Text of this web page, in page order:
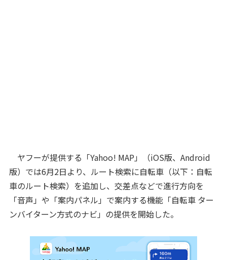
ヤフーが提供する「Yahoo! MAP」（iOS版、Android
版）では6月2日より、ルート検索に自転車（以下：自転
車のルート検索）を追加し、交差点などで進行方向を
「音声」や「案内パネル」で案内する機能「自転車 ター
ンバイターン方式のナビ」の提供を開始した。